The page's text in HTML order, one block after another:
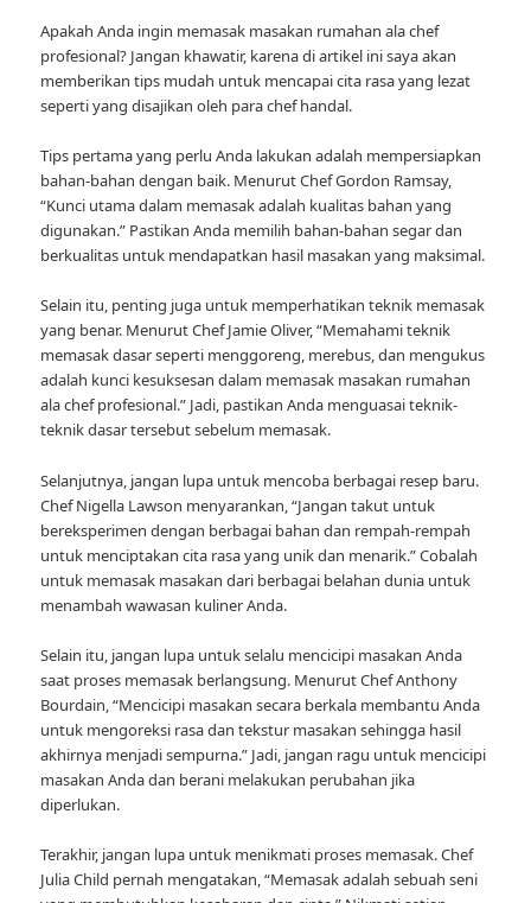
Apakah Anda ingin memasak masakan rumahan ala chef
profesional? Jangan khawatir, karena di artikel ini saya akan
memberikan tips mudah untuk mencapai cita rasa yang lezat
seperti yang disajikan oleh para chef handal.
Tips pertama yang perlu Anda lakukan adalah mempersiapkan
bahan-bahan dengan baik. Menurut Chef Gordon Ramsay,
“Kunci utama dalam memasak adalah kualitas bahan yang
digunakan.” Pastikan Anda memilih bahan-bahan segar dan
berkualitas untuk mendapatkan hasil masakan yang maksimal.
Selain itu, penting juga untuk memperhatikan teknik memasak
yang benar. Menurut Chef Jamie Oliver, “Memahami teknik
memasak dasar seperti menggoreng, merebus, dan mengukus
adalah kunci kesuksesan dalam memasak masakan rumahan
ala chef profesional.” Jadi, pastikan Anda menguasai teknik-
teknik dasar tersebut sebelum memasak.
Selanjutnya, jangan lupa untuk mencoba berbagai resep baru.
Chef Nigella Lawson menyarankan, “Jangan takut untuk
bereksperimen dengan berbagai bahan dan rempah-rempah
untuk menciptakan cita rasa yang unik dan menarik.” Cobalah
untuk memasak masakan dari berbagai belahan dunia untuk
menambah wawasan kuliner Anda.
Selain itu, jangan lupa untuk selalu mencicipi masakan Anda
saat proses memasak berlangsung. Menurut Chef Anthony
Bourdain, “Mencicipi masakan secara berkala membantu Anda
untuk mengoreksi rasa dan tekstur masakan sehingga hasil
akhirnya menjadi sempurna.” Jadi, jangan ragu untuk mencicipi
masakan Anda dan berani melakukan perubahan jika
diperlukan.
Terakhir, jangan lupa untuk menikmati proses memasak. Chef
Julia Child pernah mengatakan, “Memasak adalah sebuah seni